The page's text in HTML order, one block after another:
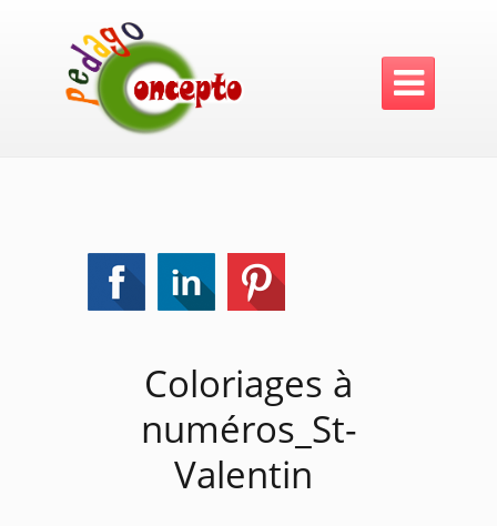

Coloriages à
numéros_St-
Valentin